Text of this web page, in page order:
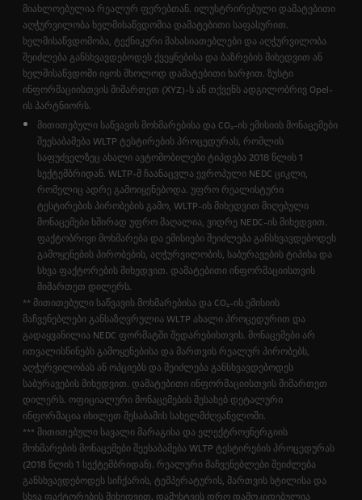
მიახლოებულია რეალურ ფერებთან. ილუსტრირებული დამატებითი
აღჭურვილობა ხელმისაწვდომია დამატებითი საფასურით.
ხელმისაწვდომობა, ტექნიკური მახასიათებლები და აღჭურვილობა
შეიძლება განსხვავდებოდეს ქვეყნებისა და ბაზრების მიხედვით ან
ხელმისაწვდომი იყოს მხოლოდ დამატებითი ხარჯით. ზუსტი
ინფორმაციისთვის მიმართეთ (XYZ)-ს ან თქვენს ადგილობრივ Opel-
ის პარტნიორს.
მითითებული საწვავის მოხმარებისა და CO₂-ის ემისიის მონაცემები
შეესაბამება WLTP ტესტირების პროცედურას, რომლის
საფუძველზეც ახალი ავტომობილები ტიპდება 2018 წლის 1
სექტემბრიდან. WLTP-მ ჩაანაცვლა ევროპული NEDC ციკლი,
რომელიც ადრე გამოიყენებოდა. უფრო რეალისტური
ტესტირების პირობების გამო, WLTP-ის მიხედვით მიღებული
მონაცემები ხშირად უფრო მაღალია, ვიდრე NEDC-ის მიხედვით.
ფაქტობრივი მოხმარება და ემისიები შეიძლება განსხვავდებოდეს
გამოყენების პირობების, აღჭურვილობის, საბურავების ტიპისა და
სხვა ფაქტორების მიხედვით. დამატებითი ინფორმაციისთვის
მიმართეთ დილერს.
** მითითებული საწვავის მოხმარებისა და CO₂-ის ემისიის
მაჩვენებლები განსაზღვრულია WLTP ახალი პროცედურით და
გადაყვანილია NEDC ფორმატში შედარებისთვის. მონაცემები არ
ითვალისწინებს გამოყენებისა და მართვის რეალურ პირობებს,
აღჭურვილობას ან ოპციებს და შეიძლება განსხვავდებოდეს
საბურავების მიხედვით. დამატებითი ინფორმაციისთვის მიმართეთ
დილერს. ოფიციალური მონაცემების შესახებ დეტალური
ინფორმაცია იხილეთ შესაბამის სახელმძღვანელოში.
*** მითითებული სავალი მარაგისა და ელექტროენერგიის
მოხმარების მონაცემები შეესაბამება WLTP ტესტირების პროცედურას
(2018 წლის 1 სექტემბრიდან). რეალური მაჩვენებლები შეიძლება
განსხვავდებოდეს სიჩქარის, ტემპერატურის, მართვის სტილისა და
სხვა ფაქტორების მიხედვით. დამუხტვის დრო დამოკიდებულია